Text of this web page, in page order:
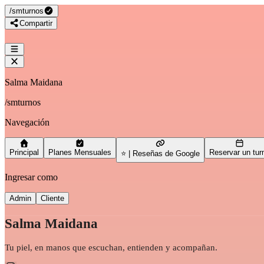
/smturnos
Compartir
Salma Maidana
/smturnos
Navegación
Principal Planes Mensuales ⭐ | Reseñas de Google Reservar un
Ingresar como
Admin Cliente
Salma Maidana
Tu piel, en manos que escuchan, entienden y acompañan.